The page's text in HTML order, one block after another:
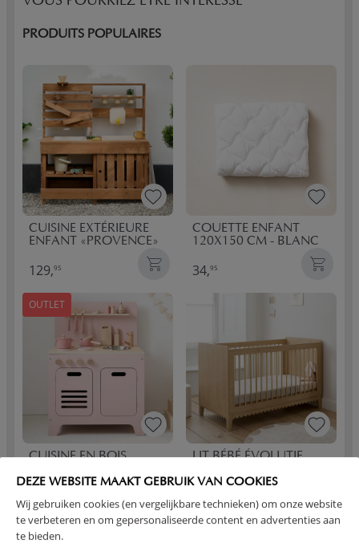
DEZE WEBSITE MAAKT GEBRUIK VAN COOKIES
Wij gebruiken cookies (en vergelijkbare technieken) om onze website
te verbeteren en om gepersonaliseerde content en advertenties aan
te bieden.
PRODUITS POPULAIRES
CUISINE EXTÉRIEURE
ENFANT «PROVENCE»
129,95
COUETTE ENFANT
120X150 CM - BLANC
34,95
OUTLET
CUISINE EN BOIS
AVEC 13 ACCESSOIRES
75,00
LIT BÉBÉ ÉVOLUTIF
CM
399,95